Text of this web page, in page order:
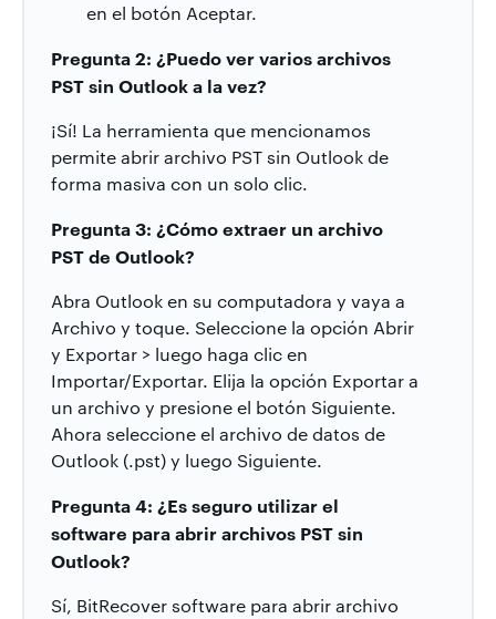
en el botón Aceptar.
Pregunta 2: ¿Puedo ver varios archivos
PST sin Outlook a la vez?
¡Sí! La herramienta que mencionamos
permite abrir archivo PST sin Outlook de
forma masiva con un solo clic.
Pregunta 3: ¿Cómo extraer un archivo
PST de Outlook?
Abra Outlook en su computadora y vaya a
Archivo y toque. Seleccione la opción Abrir
y Exportar > luego haga clic en
Importar/Exportar. Elija la opción Exportar a
un archivo y presione el botón Siguiente.
Ahora seleccione el archivo de datos de
Outlook (.pst) y luego Siguiente.
Pregunta 4: ¿Es seguro utilizar el
software para abrir archivos PST sin
Outlook?
Sí, BitRecover software para abrir archivo